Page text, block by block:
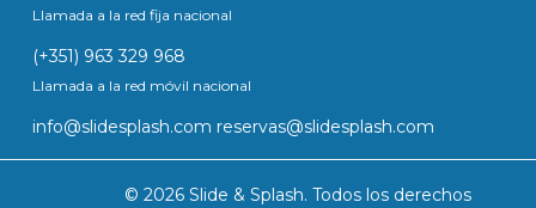
Llamada a la red fija nacional
(+351) 963 329 968
Llamada a la red móvil nacional
info@slidesplash.com reservas@slidesplash.com
© 2026 Slide & Splash. Todos los derechos